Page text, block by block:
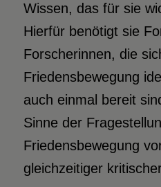
Wissen, das für sie
Hierfür benötigt sie
Forscherinnen, die
Friedensbewegung
auch einmal bereit
Sinne der
Friedensbewegung
gleichzeitiger